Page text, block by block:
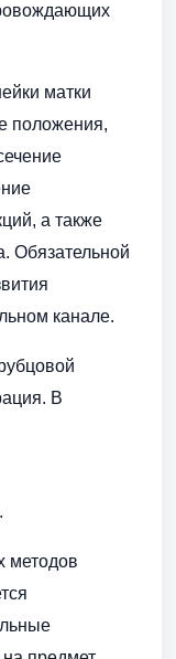
матки
положения,
а также
Обязательной
канале.
В
методов